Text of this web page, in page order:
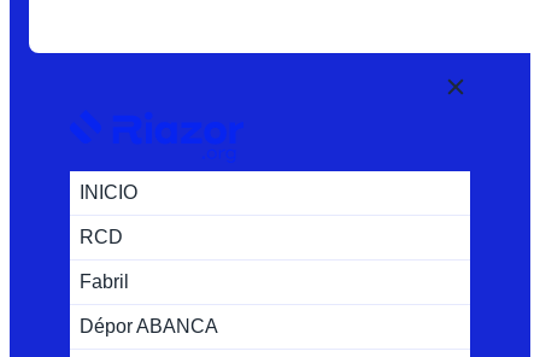
INICIO
RCD
Fabril
Dépor ABANCA